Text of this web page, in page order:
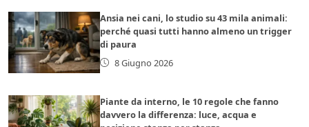
Ansia nei cani, lo studio su 43 mila animali:
perché quasi tutti hanno almeno un trigger
di paura
8 Giugno 2026
Piante da interno, le 10 regole che fanno
davvero la differenza: luce, acqua e